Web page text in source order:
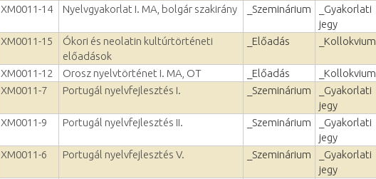
XM0011-14
Nyelvgyakorlat I. MA, bolgár szakirány _Szeminárium
_Gyakorlati
jegy
XM0011-15
Ókori és neolatin kultúrtörténeti
előadások
_Előadás _Kollokvium
XM0011-12 Orosz nyelvtörténet I. MA, OT _Előadás
_Kollokvium
XM0011-7
Portugál nyelvfejlesztés I. _Szeminárium
_Gyakorlati
jegy
XM0011-9
Portugál nyelvfejlesztés II. _Szeminárium
_Gyakorlati
jegy
XM0011-6
Portugál nyelvfejlesztés V. _Szeminárium
_Gyakorlati
jegy